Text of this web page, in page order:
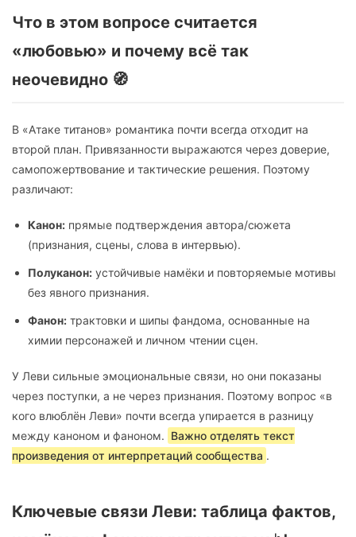
Что в этом вопросе считается
«любовью» и почему всё так
неочевидно 🧭
В «Атаке титанов» романтика почти всегда отходит на
второй план. Привязанности выражаются через доверие,
самопожертвование и тактические решения. Поэтому
различают:
Канон: прямые подтверждения автора/сюжета
(признания, сцены, слова в интервью).
Полуканон: устойчивые намёки и повторяемые мотивы
без явного признания.
Фанон: трактовки и шипы фандома, основанные на
химии персонажей и личном чтении сцен.
У Леви сильные эмоциональные связи, но они показаны
через поступки, а не через признания. Поэтому вопрос «в
кого влюблён Леви» почти всегда упирается в разницу
между каноном и фаноном. Важно отделять текст
произведения от интерпретаций сообщества .
Ключевые связи Леви: таблица фактов,